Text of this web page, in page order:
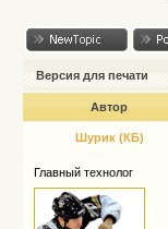
Версия для печати
Автор
Шурик (КБ)
Главный технолог